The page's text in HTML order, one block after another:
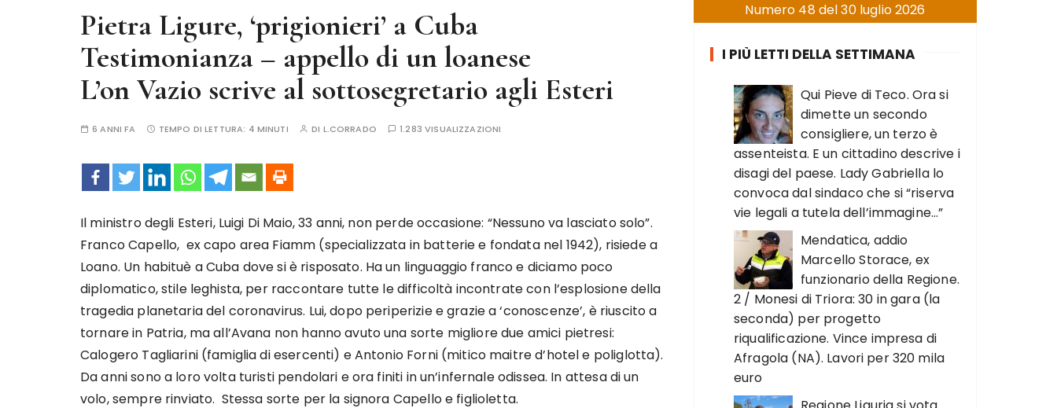
Pietra Ligure, ‘prigionieri’ a Cuba
Testimonianza – appello di un loanese
L’on Vazio scrive al sottosegretario agli Esteri
6 ANNI FA TEMPO DI LETTURA: 4 MINUTI DI L.CORRADO 1.283 VISUALIZZAZIONI
Il ministro degli Esteri, Luigi Di Maio, 33 anni, non perde occasione: “Nessuno va lasciato solo”.
Franco Capello, ex capo area Fiamm (specializzata in batterie e fondata nel 1942), risiede a
Loano. Un habituè a Cuba dove si è risposato. Ha un linguaggio franco e diciamo poco
diplomatico, stile leghista, per raccontare tutte le difficoltà incontrate con l’esplosione della
tragedia planetaria del coronavirus. Lui, dopo periperizie e grazie a ‘conoscenze’, è riuscito a
tornare in Patria, ma all’Avana non hanno avuto una sorte migliore due amici pietresi:
Calogero Tagliarini (famiglia di esercenti) e Antonio Forni (mitico maitre d’hotel e poliglotta).
Da anni sono a loro volta turisti pendolari e ora finiti in un’infernale odissea. In attesa di un
volo, sempre rinviato. Stessa sorte per la signora Capello e figlioletta.
Numero 48 del 30 luglio 2026
I PIÙ LETTI DELLA SETTIMANA
Qui Pieve di Teco. Ora si
dimette un secondo
consigliere, un terzo è
assenteista. E un cittadino descrive i
disagi del paese. Lady Gabriella lo
convoca dal sindaco che si “riserva
vie legali a tutela dell’immagine…”
Mendatica, addio
Marcello Storace, ex
funzionario della Regione.
2 / Monesi di Triora: 30 in gara (la
seconda) per progetto
riqualificazione. Vince impresa di
Afragola (NA). Lavori per 320 mila
euro